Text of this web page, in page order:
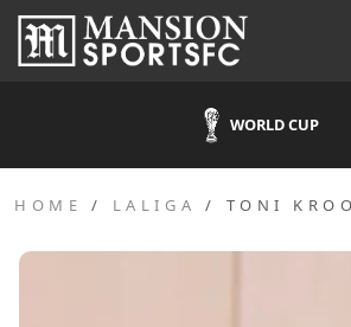
WORLD CUP
HOME LALIGA TONI